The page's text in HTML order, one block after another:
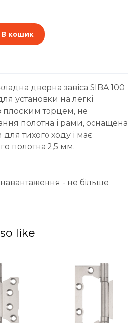
В кошик
дверна завіса SIBA 100
установки на легкі
плоским торцем, не
полотна і рами, оснащена
тихого ходу і має
полотна 2,5 мм.
- не більше
like